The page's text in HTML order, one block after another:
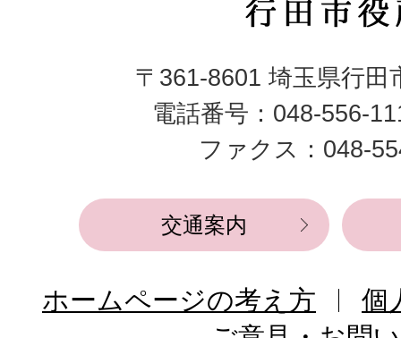
行
市
役
所
〒361-8601 埼玉県行田
電話番号：048-556-
ファクス：048-
交通案内
ホームページの考え方
個